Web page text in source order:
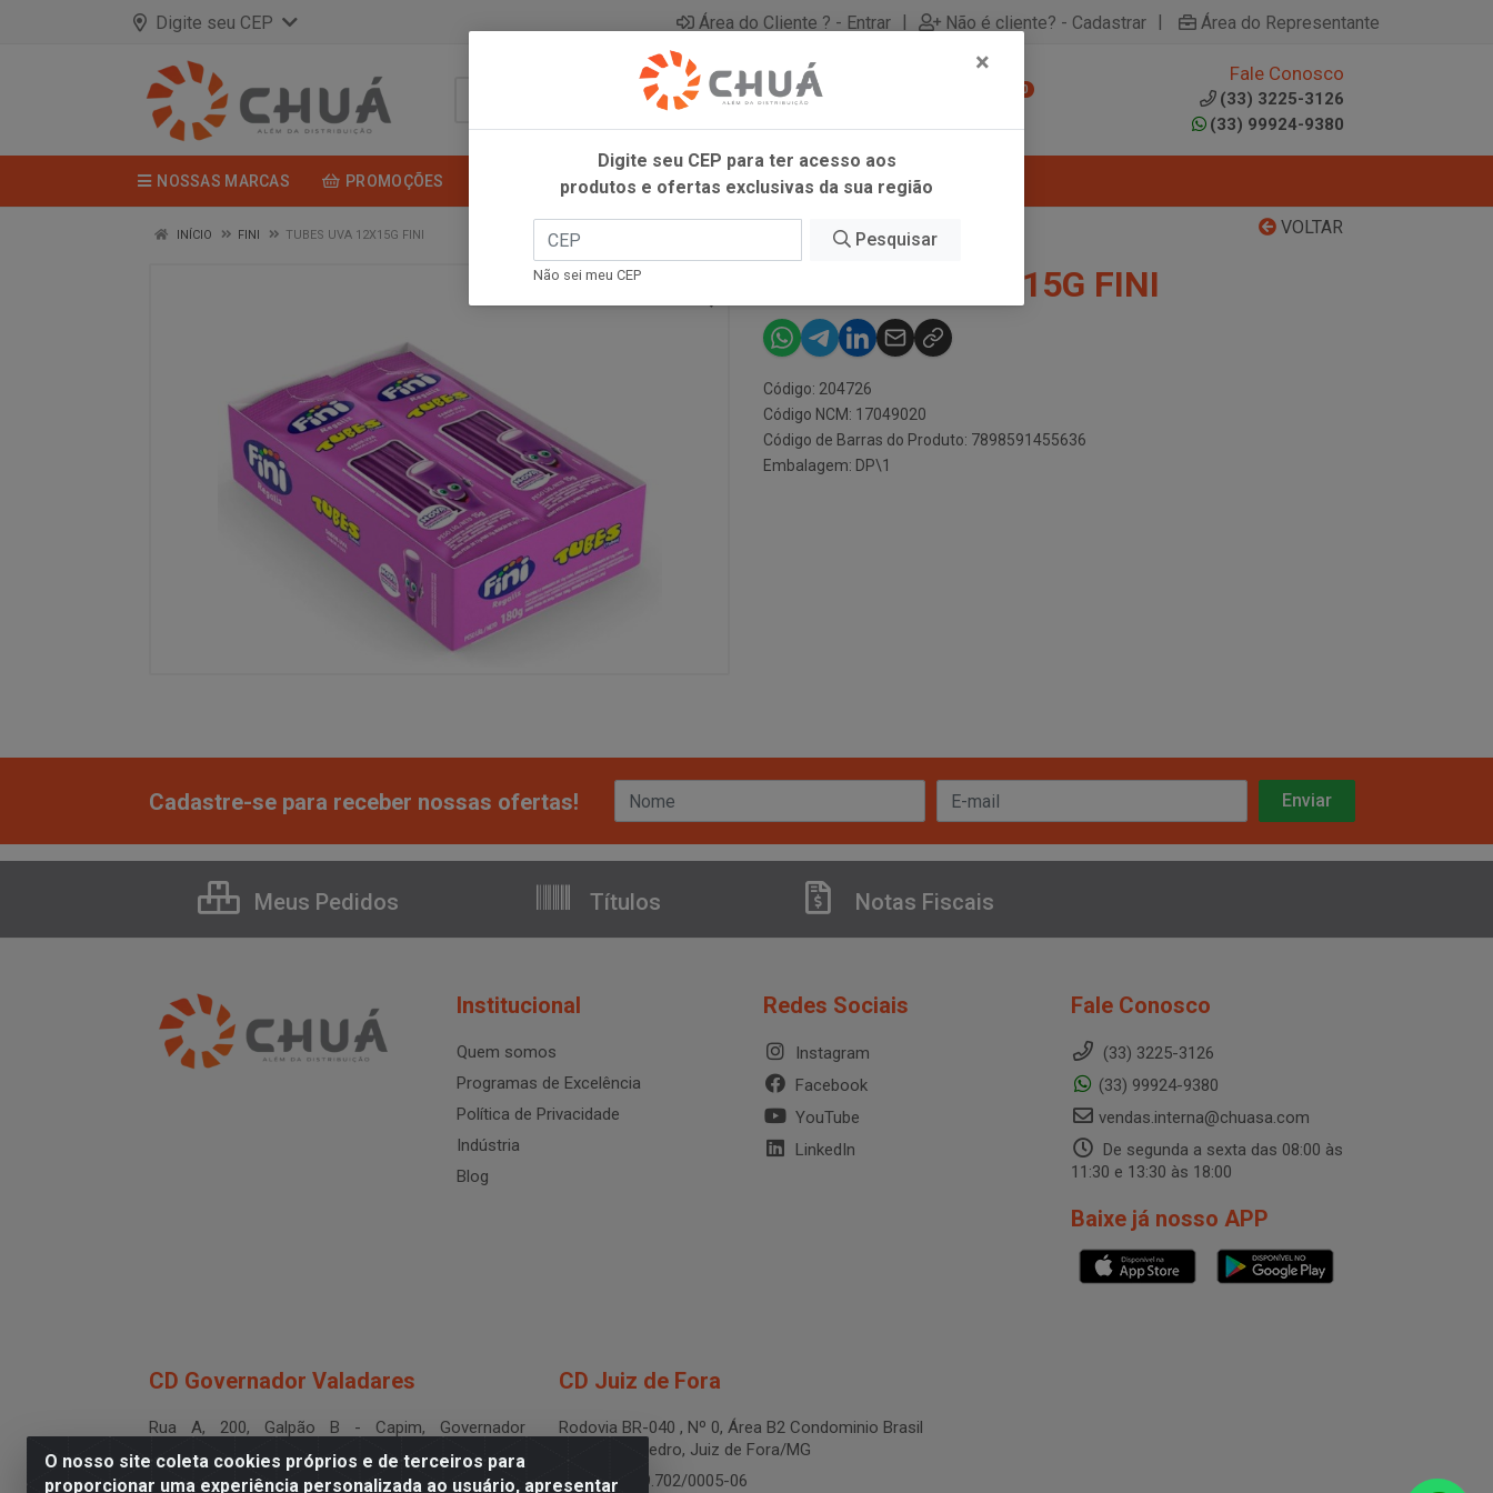
Digite seu CEP Área do Cliente ? - Entrar | Não é cliente? - Cadastrar | Área do Representante
0
Fale Conosco
(33) 3225-3126
(33) 99924-9380
NOSSAS MARCAS PROMOÇÕES
VOLTAR
INÍCIO FINI TUBES UVA 12X15G FINI
TUBES UVA 12X15G FINI
Código: 204726
Código NCM: 17049020
Código de Barras do Produto: 7898591455636
Embalagem: DP\1
O nosso site coleta cookies próprios e de terceiros para
proporcionar uma experiência personalizada ao usuário, apresentar
Cadastre-se para receber nossas ofertas!
Meus Pedidos Títulos Notas Fiscais
Institucional
Quem somos
Programas de Excelência
Política de Privacidade
Indústria
Blog
Redes Sociais
Instagram
Facebook
YouTube
LinkedIn
Fale Conosco
(33) 3225-3126
(33) 99924-9380
vendas.interna@chuasa.com
De segunda a sexta das 08:00 às
11:30 e 13:30 às 18:00
Baixe já nosso APP
CD Governador Valadares
Rua A, 200, Galpão B - Capim, Governador
Valadares/MG - CEP 35.024-400
CNPJ 19.199.702/0003-36
CD Juiz de Fora
Rodovia BR-040 , Nº 0, Área B2 Condominio Brasil
LOG - São Pedro, Juiz de Fora/MG
CNPJ 19.199.702/0005-06
×
Digite seu CEP para ter acesso aos
produtos e ofertas exclusivas da sua região
Pesquisar
Não sei meu CEP